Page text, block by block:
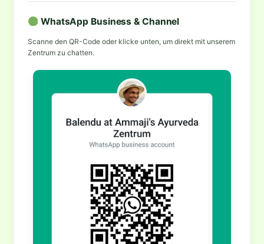
WhatsApp Business & Channel
Scanne den QR-Code oder klicke unten, um direkt mit unserem
Zentrum zu chatten.